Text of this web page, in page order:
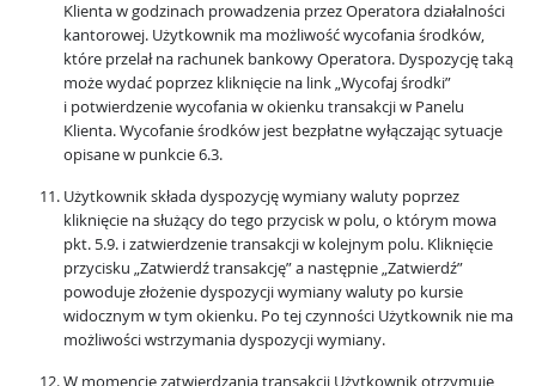
Klienta w godzinach prowadzenia przez Operatora działalności
kantorowej. Użytkownik ma możliwość wycofania środków,
które przelał na rachunek bankowy Operatora. Dyspozycję taką
może wydać poprzez kliknięcie na link „Wycofaj środki”
i potwierdzenie wycofania w okienku transakcji w Panelu
Klienta. Wycofanie środków jest bezpłatne wyłączając sytuacje
opisane w punkcie 6.3.
Użytkownik składa dyspozycję wymiany waluty poprzez
kliknięcie na służący do tego przycisk w polu, o którym mowa
pkt. 5.9. i zatwierdzenie transakcji w kolejnym polu. Kliknięcie
przycisku „Zatwierdź transakcję” a następnie „Zatwierdź”
powoduje złożenie dyspozycji wymiany waluty po kursie
widocznym w tym okienku. Po tej czynności Użytkownik nie ma
możliwości wstrzymania dyspozycji wymiany.